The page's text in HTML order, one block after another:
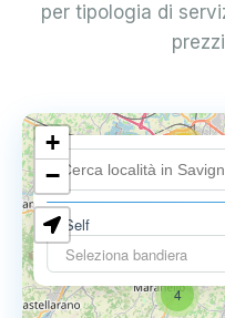
per tipologia di
Self
Seleziona bandiera
4
11
18
+
−